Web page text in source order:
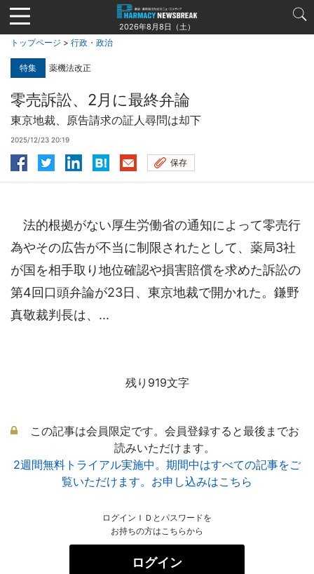
Jump
to
navigation
2026年8月8日（土）
トップページ > 行政・政治
特集 薬機法改正
零売訴訟、2月に最終弁論
東京地裁、原告請求の証人尋問は却下
2025/12/23 20:19
保存
法的根拠がない厚生労働省の通知によって零売行
為やその広告が不当に制限されたとして、薬局3社
が国を相手取り地位確認や損害賠償を求めた訴訟の
第4回口頭弁論が23日、東京地裁で開かれた。鎌野
真敬裁判長は、...
残り919文字
この記事は会員限定です。会員登録すると最後までお
読みいただけます。
2週間無料トライアル実施中。期間中はすべての記事をご
覧いただけます。お申し込みはこちら
ログインＩＤとパスワードを
お持ちの方はこちらから
ログイン